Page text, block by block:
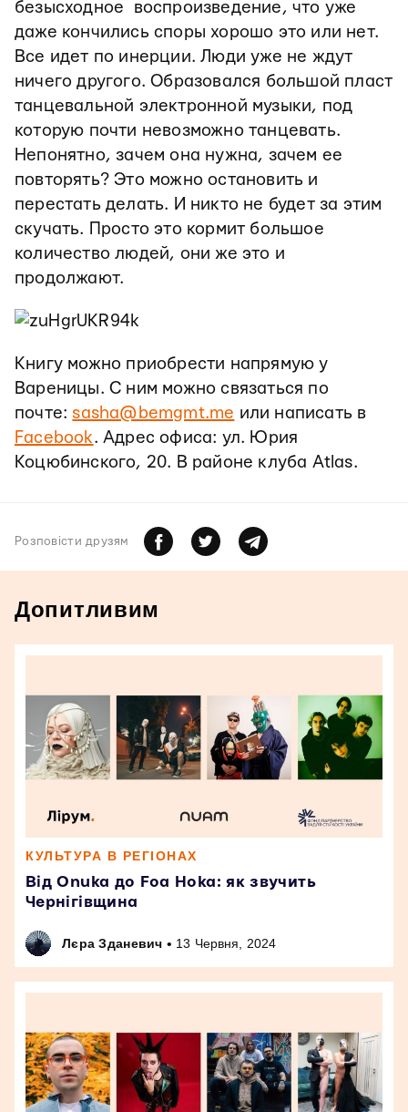
безысходное воспроизведение, что уже
даже кончились споры хорошо это или нет.
Все идет по инерции. Люди уже не ждут
ничего другого. Образовался большой пласт
танцевальной электронной музыки, под
которую почти невозможно танцевать.
Непонятно, зачем она нужна, зачем ее
повторять? Это можно остановить и
перестать делать. И никто не будет за этим
скучать. Просто это кормит большое
количество людей, они же это и
продолжают.
Книгу можно приобрести напрямую у
Вареницы. С ним можно связаться по
почте: sasha@bemgmt.me или написать в
Facebook. Адрес офиса: ул. Юрия
Коцюбинского, 20. В районе клуба Atlas.
Розповiсти друзям
Допитливим
КУЛЬТУРА В РЕГІОНАХ
Від Onuka до Foa Hoka: як звучить
Чернігівщина
Лєра Зданевич • 13 Червня, 2024